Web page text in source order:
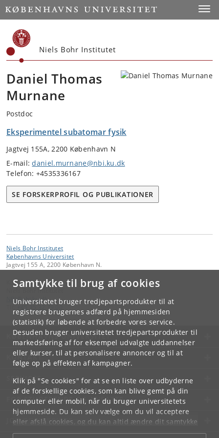
Samtykke til brug af cookies
Universitetet bruger tredjepartsprodukter til at
registrere brugernes adfærd på hjemmesiden
(statistik) for løbende at forbedre vores service.
Desuden bruger universitetet tredjepartsprodukter til
markedsføring af for eksempel udvalgte uddannelser
eller kurser, til at personalisere annoncer og til at
følge op på effekten af kampagner.
Klik på "Se cookies" for at se en liste over udbyderne
af de forskellige cookies, som kan blive gemt på din
computer eller mobil, når du bruger universitetets
hjemmeside. Du kan selv vælge om du vil acceptere
eller afslå cookies, og du kan altid ændre dit samtykke
underCookie- og privatlivspolitiksom du finder i
Start
Niels Bohr Institutet
Daniel Thomas
Murnane
Postdoc
Eksperimentel subatomar fysik
Jagtvej 155A, 2200 København N
E-mail:daniel.murnane@nbi.ku.dk
Telefon: +4535336167
SE FORSKERPROFIL OG PUBLIKATIONER
Niels Bohr Institutet
Københavns Universitet
Jagtvej 155 A, 2200 København N.
Kontakt:
Niels Bohr Institutet
NBI@ nbi ku.dk
KØBENHAVNS UNIVERSITET
KONTAKT
SERVICES
FOR STUDERENDE OG ANSATTE
JOB OG KARRIERE